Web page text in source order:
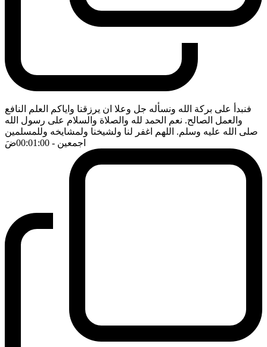
فنبدأ على بركة الله ونسأله جل وعلا ان يرزقنا واياكم العلم النافع
والعمل الصالح. نعم الحمد لله والصلاة والسلام على رسول الله
صلى الله عليه وسلم. اللهم اغفر لنا ولشيخنا ولمشايخه وللمسلمين
اجمعين - 00:01:00 ضَ